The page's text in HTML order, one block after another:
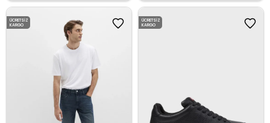
ÜCRETSIZ
KARGO
ÜCRETSIZ
KARGO